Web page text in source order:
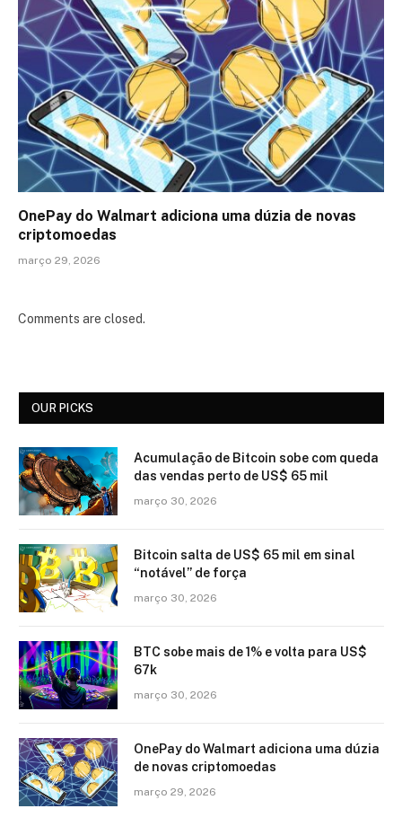
OnePay do Walmart adiciona uma dúzia de novas
criptomoedas
março 29, 2026
Comments are closed.
OUR PICKS
Acumulação de Bitcoin sobe com queda
das vendas perto de US$ 65 mil
março 30, 2026
Bitcoin salta de US$ 65 mil em sinal
“notável” de força
março 30, 2026
BTC sobe mais de 1% e volta para US$
67k
março 30, 2026
OnePay do Walmart adiciona uma dúzia
de novas criptomoedas
março 29, 2026